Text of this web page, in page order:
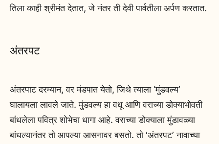
तिला काही श्रीमंत देतात, जे नंतर ती देवी पार्वतीला अर्पण करतात.
अंतरपट
अंतरपाट दरम्यान, वर मंडपात येतो, जिथे त्याला ‘मुंडवल्य’
घालायला लावले जाते. मुंडवल्य हा वधू आणि वराच्या डोक्याभोवती
बांधलेला पवित्र शोभेचा धागा आहे. वराच्या डोक्याला मुंडावळ्या
बांधल्यानंतर तो आपल्या आसनावर बसतो. तो ‘अंतरपट’ नावाच्या